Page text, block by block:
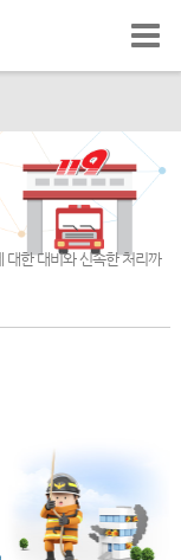
대한 대비와 신속한 처리까